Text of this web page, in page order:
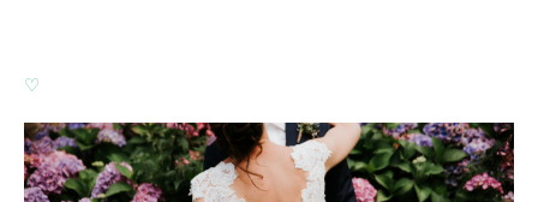
♡